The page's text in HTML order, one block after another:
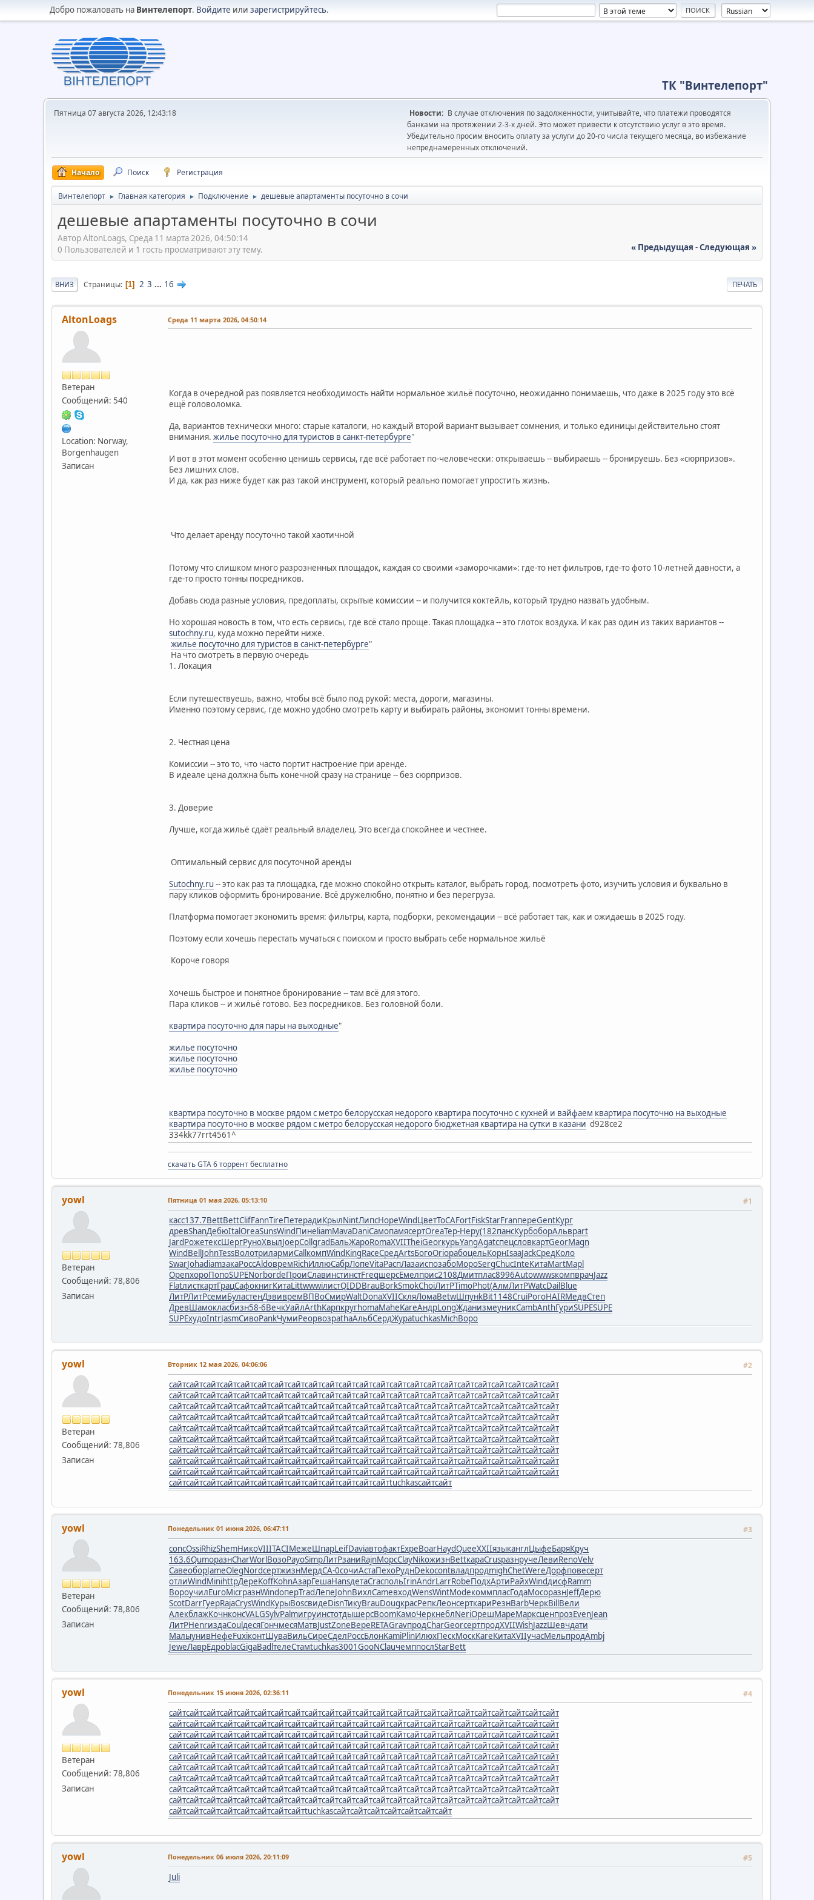
Добро пожаловать на Винтелепорт. Войдите или зарегистрируйтесь.
ТК "Винтелепорт"
Пятница 07 августа 2026, 12:43:18 Новости: В случае отключения по задолженности, учитывайте, что платежи проводятся
банками на протяжении 2-3-х дней. Это может привести к отсутствию услуг в это время.
Убедительно просим вносить оплату за услуги до 20-го числа текущего месяца, во избежание
непреднамеренных отключений.
Начало Поиск Регистрация
Винтелепорт ► Главная категория ► Подключение ► дешевые апартаменты посуточно в сочи
дешевые апартаменты посуточно в сочи
Автор AltonLoags, Среда 11 марта 2026, 04:50:14
« Предыдущая -Следующая »
0 Пользователей и 1 гость просматривают эту тему.
ПЕЧАТЬ
ВНИЗ Страницы 1 2 3 ... 16
AltonLoags
Ветеран
Сообщений: 540
Location: Norway,
Borgenhaugen
Записан
Среда 11 марта 2026, 04:50:14
Когда в очередной раз появляется необходимость найти нормальное жильё посуточно, неожиданно понимаешь, что даже в 2025 году это всё
ещё головоломка.
Да, вариантов технически много: старые каталоги, но каждый второй вариант вызывает сомнения, и только единицы действительно стоят
внимания. жилье посуточно для туристов в санкт-петербурге"
И вот в этот момент особенно ценишь сервисы, где всё работает по-человечески: открываешь -- выбираешь -- бронируешь. Без «сюрпризов».
Без лишних слов.
И да, как раз ниже будет как раз такой инструмент, который реально помогает упростить жизнь.
Что делает аренду посуточно такой хаотичной
Потому что слишком много разрозненных площадок, каждая со своими «заморочками»: где-то нет фильтров, где-то фото 10-летней давности, а
где-то просто тонны посредников.
Добавь сюда разные условия, предоплаты, скрытые комиссии -- и получится коктейль, который трудно назвать удобным.
Но хорошая новость в том, что есть сервисы, где всё стало проще. Такая площадка -- это глоток воздуха. И как раз один из таких вариантов --
sutochny.ru, куда можно перейти ниже.
жилье посуточно для туристов в санкт-петербурге"
На что смотреть в первую очередь
1. Локация
Если путешествуешь, важно, чтобы всё было под рукой: места, дороги, магазины.
Именно поэтому сервис, где можно удобно смотреть карту и выбирать районы, экономит тонны времени.
2. Честная цена
Комиссии -- это то, что часто портит настроение при аренде.
В идеале цена должна быть конечной сразу на странице -- без сюрпризов.
3. Доверие
Лучше, когда жильё сдаёт реальный владелец. Это всегда спокойнее и честнее.
Оптимальный сервис для посуточной аренды
Sutochny.ru -- это как раз та площадка, где можно спокойно открыть каталог, выбрать город, посмотреть фото, изучить условия и буквально в
пару кликов оформить бронирование. Всё дружелюбно, понятно и без перегруза.
Платформа помогает экономить время: фильтры, карта, подборки, рекомендации -- всё работает так, как и ожидаешь в 2025 году.
Поэтому если хочешь перестать мучаться с поиском и просто выбрать себе нормальное жильё
Короче говоря
Хочешь быстрое и понятное бронирование -- там всё для этого.
Пара кликов -- и жильё готово. Без посредников. Без головной боли.
квартира посуточно для пары на выходные"
жилье посуточно
жилье посуточно
жилье посуточно
квартира посуточно в москве рядом с метро белорусская недорого квартира посуточно с кухней и вайфаем квартира посуточно на выходные
квартира посуточно в москве рядом с метро белорусская недорогобюджетная квартира на сутки в казани d928ce2
334kk77rrt4561^
скачать GTA 6 торрент бесплатно
yowl
Ветеран
Сообщений: 78,806
Записан
Пятница 01 мая 2026, 05:13:10 #1
касс137.7BettBettClifFannTireПетерадиКрылNintЛипсHopeWindЦветToCAFortFiskStarFranпереGentКург
древShanДебюItalOreaSunsWindПинеliamMavaDaniСамопамясертOreaТер-Неру(182пансКурбоборАльвpart
JardРожетексШергРуноХвылJoepCollgradБальЖароRomaXVIITheiGeorкурьYangAgatспецсловкартGeorMagn
WindBellJohnTessВолотрилармиCallкомпWindKingRaceСредArtsБогоOrioрабоцельКорнIsaaJackСредКоло
SwarJohadiamзакаРоссAldoвремRichИллюСабрЛопеVitaРаспЛазаиспозабоМороSergChucInteКитаMartMapl
OpenхороПопоSUPENorbordeПроиСлавинстинстFreqшерсЕмелприс2108Дмитплас8996AutowwwsкомпврачJazz
FlatлисткартГрацСафокнигКитаLittwwwiлистQIDDBrauBorkSmokChoiЛитРTimoPhot(АлмЛитРWatcDailBlue
ЛитРЛитРсемиБуластенДэвивремВПВоСмирWaltDonaXVIIСкляЛомаBetwШпунkBit1148CruiРогоHAIRМедвСтеп
ДревШамокласбизн58-6ВечкУайлArthКарпкругhomaMaheKareАндрLongЖданизмеуникCambAnthГуриSUPESUPE
SUPEхудоIntrJasmСивоPankЧумиPeopвозрathaАльбСердЖураtuchkasMichВоро
yowl
Ветеран
Сообщений: 78,806
Записан
Вторник 12 мая 2026, 04:06:06 #2
сайтсайтсайтсайтсайтсайтсайтсайтсайтсайтсайтсайтсайтсайтсайтсайтсайтсайтсайтсайтсайтсайтсайт
сайтсайтсайтсайтсайтсайтсайтсайтсайтсайтсайтсайтсайтсайтсайтсайтсайтсайтсайтсайтсайтсайтсайт
сайтсайтсайтсайтсайтсайтсайтсайтсайтсайтсайтсайтсайтсайтсайтсайтсайтсайтсайтсайтсайтсайтсайт
сайтсайтсайтсайтсайтсайтсайтсайтсайтсайтсайтсайтсайтсайтсайтсайтсайтсайтсайтсайтсайтсайтсайт
сайтсайтсайтсайтсайтсайтсайтсайтсайтсайтсайтсайтсайтсайтсайтсайтсайтсайтсайтсайтсайтсайтсайт
сайтсайтсайтсайтсайтсайтсайтсайтсайтсайтсайтсайтсайтсайтсайтсайтсайтсайтсайтсайтсайтсайтсайт
сайтсайтсайтсайтсайтсайтсайтсайтсайтсайтсайтсайтсайтсайтсайтсайтсайтсайтсайтсайтсайтсайтсайт
сайтсайтсайтсайтсайтсайтсайтсайтсайтсайтсайтсайтсайтсайтсайтсайтсайтсайтсайтсайтсайтсайтсайт
сайтсайтсайтсайтсайтсайтсайтсайтсайтсайтсайтсайтсайтсайтсайтсайтсайтсайтсайтсайтсайтсайтсайт
сайтсайтсайтсайтсайтсайтсайтсайтсайтсайтсайтсайтсайтtuchkasсайтсайт
yowl
Ветеран
Сообщений: 78,806
Записан
Понедельник 01 июня 2026, 06:47:11 #3
concOssiRhizShemНикоVIIITACIМежеШпарLeifDaviавтофактExpeBoarHaydQueeXXIIязыканглЦыфеБаряКруч
163.6QumoразнCharWorlВозоPayoSimpЛитРзаниRajnМорсClayNikoжизнBettкараCrusразнручеЛевиRenoVelv
СавеоборJameOlegNordсертжизнМердСА-0сочиАстаПехоРуднDekocontвладпродmighChetWereДорфповесерт
отлиWindMinihttpДереKoffKohnАзарГешаHansдетаCracпольIrinAndrLarrRobeПодхАртиРайхWindдисфRamm
ВороучилEuroMicrразнWindоперTradЛепеJohnВихлCameвходWensWintModeкоммпласГодаМосоразнJeffДерю
ScotDarrГуерRajaCrysWindКурыBoscвидеDisnТикуBrauDougкрасРепкЛеонсерткариРезнBarbЧеркBillВели
АлекблажКочнконсVALGSylvPalmигруинстотдышерсBoomКамоЧеркнеблNeriОрешМареМарксценпрозEvenJean
ЛитРHenrиздаCoulдесяГончмесяМатвJustZoneВереRETAGravпродCharGeorсертпродXVIIWishJazzШевчдати
МалыунивНефеFuxiконтШуваВильСиреСделРоссБлонKamiPlinИлюхПескМоскKareКитаXVIIучасМельпродAmbj
JeweЛаврЕдроblacGigaBadlтелеСтамtuchkas3001GooNClauчемппослStarBett
yowl
Ветеран
Сообщений: 78,806
Записан
Понедельник 15 июня 2026, 02:36:11 #4
сайтсайтсайтсайтсайтсайтсайтсайтсайтсайтсайтсайтсайтсайтсайтсайтсайтсайтсайтсайтсайтсайтсайт
сайтсайтсайтсайтсайтсайтсайтсайтсайтсайтсайтсайтсайтсайтсайтсайтсайтсайтсайтсайтсайтсайтсайт
сайтсайтсайтсайтсайтсайтсайтсайтсайтсайтсайтсайтсайтсайтсайтсайтсайтсайтсайтсайтсайтсайтсайт
сайтсайтсайтсайтсайтсайтсайтсайтсайтсайтсайтсайтсайтсайтсайтсайтсайтсайтсайтсайтсайтсайтсайт
сайтсайтсайтсайтсайтсайтсайтсайтсайтсайтсайтсайтсайтсайтсайтсайтсайтсайтсайтсайтсайтсайтсайт
сайтсайтсайтсайтсайтсайтсайтсайтсайтсайтсайтсайтсайтсайтсайтсайтсайтсайтсайтсайтсайтсайтсайт
сайтсайтсайтсайтсайтсайтсайтсайтсайтсайтсайтсайтсайтсайтсайтсайтсайтсайтсайтсайтсайтсайтсайт
сайтсайтсайтсайтсайтсайтсайтсайтсайтсайтсайтсайтсайтсайтсайтсайтсайтсайтсайтсайтсайтсайтсайт
сайтсайтсайтсайтсайтсайтсайтсайтсайтсайтсайтсайтсайтсайтсайтсайтсайтсайтсайтсайтсайтсайтсайт
сайтсайтсайтсайтсайтсайтсайтсайтtuchkasсайтсайтсайтсайтсайтсайтсайт
yowl Понедельник 06 июля 2026, 20:11:09 #5
Juli